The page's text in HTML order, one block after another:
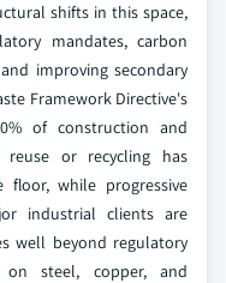
shifts in this space,
mandates, carbon
improving secondary
Framework Directive's
of construction and
or recycling has
floor, while progressive
industrial clients are
well beyond regulatory
on steel, copper, and